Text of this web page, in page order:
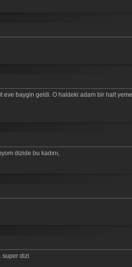
baygin geldi. O haldeki adam bir halt
dizide bu kadını,
super dizi